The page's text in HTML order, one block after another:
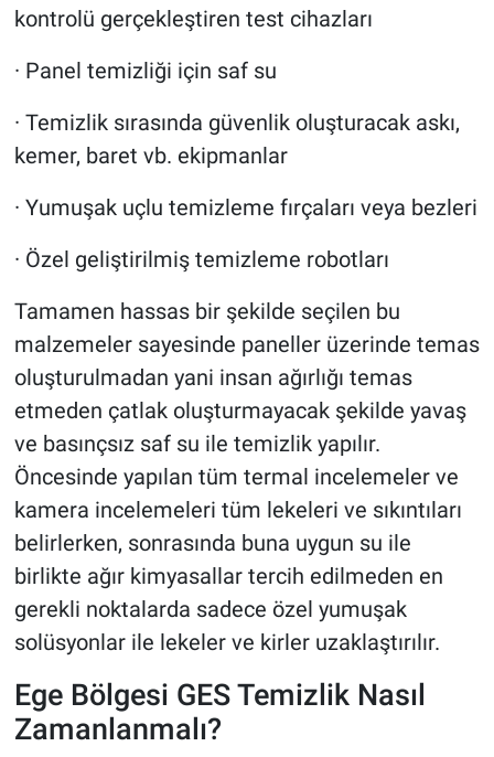
kontrolü gerçekleştiren test cihazları
· Panel temizliği için saf su
· Temizlik sırasında güvenlik oluşturacak askı,
kemer, baret vb. ekipmanlar
· Yumuşak uçlu temizleme fırçaları veya bezleri
· Özel geliştirilmiş temizleme robotları
Tamamen hassas bir şekilde seçilen bu
malzemeler sayesinde paneller üzerinde temas
oluşturulmadan yani insan ağırlığı temas
etmeden çatlak oluşturmayacak şekilde yavaş
ve basınçsız saf su ile temizlik yapılır.
Öncesinde yapılan tüm termal incelemeler ve
kamera incelemeleri tüm lekeleri ve sıkıntıları
belirlerken, sonrasında buna uygun su ile
birlikte ağır kimyasallar tercih edilmeden en
gerekli noktalarda sadece özel yumuşak
solüsyonlar ile lekeler ve kirler uzaklaştırılır.
Ege Bölgesi GES Temizlik Nasıl
Zamanlanmalı?